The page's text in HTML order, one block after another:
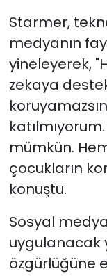
Starmer,
medyanın
yineleyerek,
zekaya
mümkün.
çocukların
konuştu.
Sosyal
uygulanacak
özgürlüğüne